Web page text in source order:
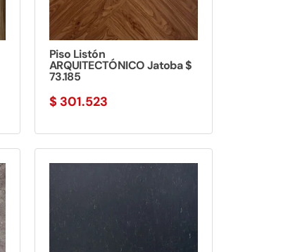
Piso Listón
ARQUITECTÓNICO Jatoba $
73.185
$ 301.523